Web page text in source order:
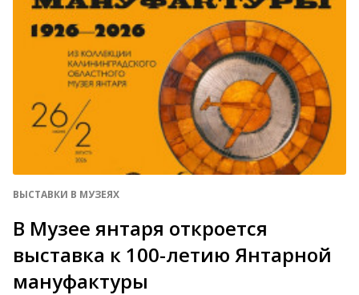
ВЫСТАВКИ В МУЗЕЯХ
В Музее янтаря откроется
выставка к 100-летию Янтарной
мануфактуры